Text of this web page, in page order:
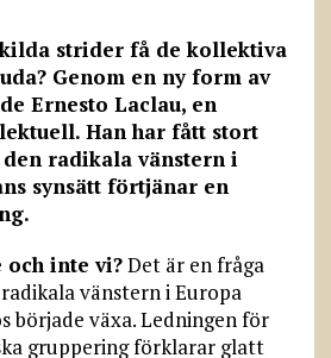
strider få de kollektiva
Genom en ny form av
Ernesto Laclau, en
Han har fått stort
radikala vänstern i
synsätt förtjänar en
och inte vi?Det är en fråga
vänstern i Europa
började växa. Ledningen för
gruppering förklarar glatt